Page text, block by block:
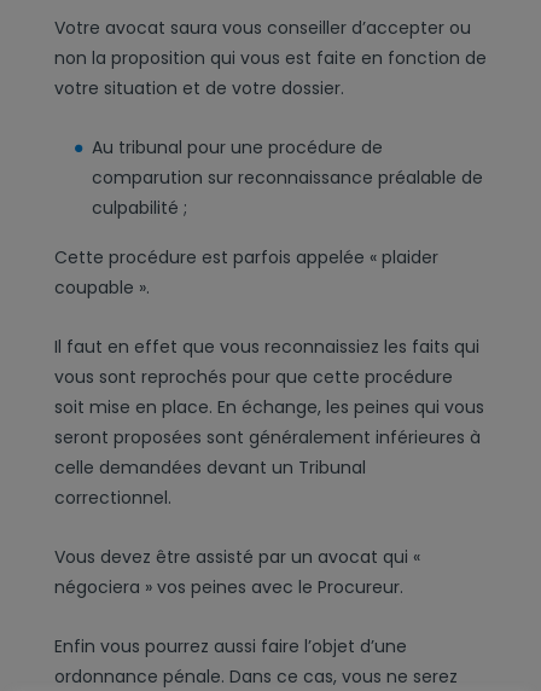
Votre avocat saura vous conseiller d’accepter ou
non la proposition qui vous est faite en fonction de
votre situation et de votre dossier.
Au tribunal pour une procédure de
comparution sur reconnaissance préalable de
culpabilité ;
Cette procédure est parfois appelée « plaider
coupable ».
Il faut en effet que vous reconnaissiez les faits qui
vous sont reprochés pour que cette procédure
soit mise en place. En échange, les peines qui vous
seront proposées sont généralement inférieures à
celle demandées devant un Tribunal
correctionnel.
Vous devez être assisté par un avocat qui «
négociera » vos peines avec le Procureur.
Enfin vous pourrez aussi faire l’objet d’une
ordonnance pénale. Dans ce cas, vous ne serez